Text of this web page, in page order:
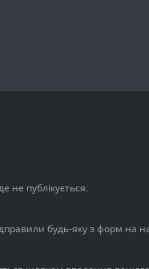
не публікується.
будь-яку з форм на